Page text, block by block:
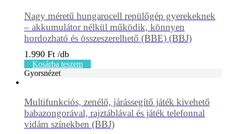
Nagy méretű hungarocell repülőgép gyerekeknek
– akkumulátor nélkül működik, könnyen
hordozható és összeszerelhető (BBE) (BBJ)
1.990 Ft
Kosárba teszem
Gyorsnézet
Multifunkciós, zenélő, járássegítő játék kivehető
babazongorával, rajztáblával és játék telefonnal
vidám színekben (BBJ)